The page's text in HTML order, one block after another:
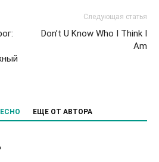
Следующая статья
Don’t U Know Who I Think I
Am
ЕЩЕ ОТ АВТОРА